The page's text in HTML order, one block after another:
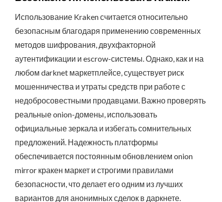
Использование Kraken считается относительно
безопасным благодаря применению современных
методов шифрования, двухфакторной
аутентификации и escrow-системы. Однако, как и на
любом darknet маркетплейсе, существует риск
мошенничества и утраты средств при работе с
недобросовестными продавцами. Важно проверять
реальные onion-домены, использовать
официальные зеркала и избегать сомнительных
предложений. Надежность платформы
обеспечивается постоянным обновлением onion
mirror кракен маркет и строгими правилами
безопасности, что делает его одним из лучших
вариантов для анонимных сделок в даркнете.